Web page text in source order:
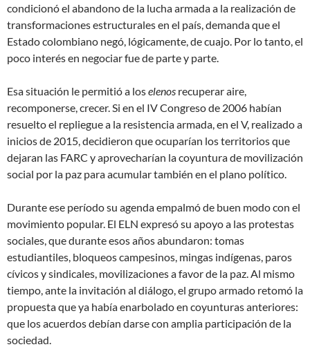
condicionó el abandono de la lucha armada a la realización de
transformaciones estructurales en el país, demanda que el
Estado colombiano negó, lógicamente, de cuajo. Por lo tanto, el
poco interés en negociar fue de parte y parte.
Esa situación le permitió a loselenos recuperar aire,
recomponerse, crecer. Si en el IV Congreso de 2006 habían
resuelto el repliegue a la resistencia armada, en el V, realizado a
inicios de 2015, decidieron que ocuparían los territorios que
dejaran las FARC y aprovecharían la coyuntura de movilización
social por la paz para acumular también en el plano político.
Durante ese período su agenda empalmó de buen modo con el
movimiento popular. El ELN expresó su apoyo a las protestas
sociales, que durante esos años abundaron: tomas
estudiantiles, bloqueos campesinos, mingas indígenas, paros
cívicos y sindicales, movilizaciones a favor de la paz. Al mismo
tiempo, ante la invitación al diálogo, el grupo armado retomó la
propuesta que ya había enarbolado en coyunturas anteriores:
que los acuerdos debían darse con amplia participación de la
sociedad.